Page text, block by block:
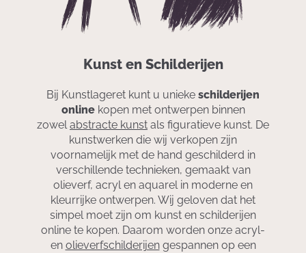
Kunst en Schilderijen
Bij Kunstlageret kunt u unieke schilderijen
onlinekopen met ontwerpen binnen
zowelabstracte kunst als figuratieve kunst. De
kunstwerken die wij verkopen zijn
voornamelijk met de hand geschilderd in
verschillende technieken, gemaakt van
olieverf, acryl en aquarel in moderne en
kleurrijke ontwerpen. Wij geloven dat het
simpel moet zijn om kunst en schilderijen
online te kopen. Daarom worden onze acryl-
en olieverfschilderijengespannen op een